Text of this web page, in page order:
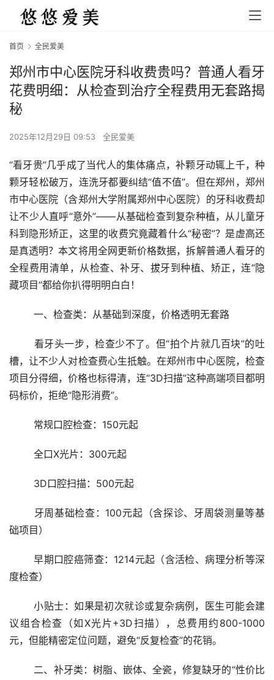
首页 全民爱美
郑州市中心医院牙科收费贵吗？普通人看牙
花费明细：从检查到治疗全程费用无套路揭
秘
2025年12月29日 09:53 全民爱美
“看牙贵”几乎成了当代人的集体痛点，补颗牙动辄上千，种
颗牙轻松破万，连洗牙都要纠结“值不值”。但在郑州，郑州
市中心医院（含郑州大学附属郑州中心医院）的牙科收费却
让不少人直呼“意外”——从基础检查到复杂种植，从儿童牙
科到隐形矫正，这里的收费究竟藏着什么“秘密”？是虚高还
是真透明？本文将用全网更新价格数据，拆解普通人看牙的
全程费用清单，从检查、补牙、拔牙到种植、矫正，连“隐
藏项目”都给你扒得明明白白！
	一、检查类：从基础到深度，价格透明无套路
槽，让不少人对检查费心生抵触。在郑州市中心医院，检查
项目分得细，价格也标得清，连“3D扫描”这种高端项目都明
码标价，拒绝“隐形消费”。
	常规口腔检查：150元起
	全口X光片：300元起
	3D口腔扫描：500元起
础项目）
	早期口腔癌筛查：1214元起（含活检、病理分析等深
度检查）
	小贴士：如果是初次就诊或复杂病例，医生可能会建
议组合检查（如X光片+3D扫描），总费用约800-1000
元，但能精密定位问题，避免“反复检查”的花销。